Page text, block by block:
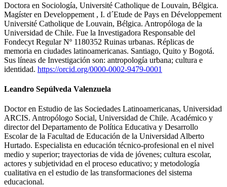
Doctora en Sociología, Université Catholique de Louvain, Bélgica.
Magíster en Developpement , I. d´Etude de Pays en Développement
Université Catholique de Louvain, Bélgica. Antropóloga de la
Universidad de Chile. Fue la Investigadora Responsable del
Fondecyt Regular Nº 1180352 Ruinas urbanas. Réplicas de
memoria en ciudades latinoamericanas. Santiago, Quito y Bogotá.
Sus líneas de Investigación son: antropología urbana; cultura e
identidad. https://orcid.org/0000-0002-9479-0001
Leandro Sepúlveda Valenzuela
Doctor en Estudio de las Sociedades Latinoamericanas, Universidad
ARCIS. Antropólogo Social, Universidad de Chile. Académico y
director del Departamento de Política Educativa y Desarrollo
Escolar de la Facultad de Educación de la Universidad Alberto
Hurtado. Especialista en educación técnico-profesional en el nivel
medio y superior; trayectorias de vida de jóvenes; cultura escolar,
actores y subjetividad en el proceso educativo; y metodología
cualitativa en el estudio de las transformaciones del sistema
educacional.